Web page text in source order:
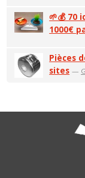
🌱💰 70
1000€
Pièces
sites —